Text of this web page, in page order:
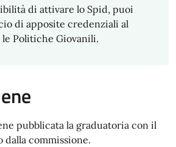
di attivare lo Spid, puoi
di apposite credenziali al
Politiche Giovanili.
pubblicata la graduatoria con il
commissione.